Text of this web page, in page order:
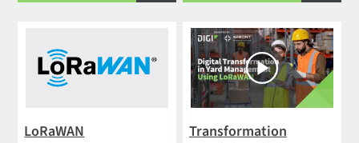
LoRaWAN
Transformation